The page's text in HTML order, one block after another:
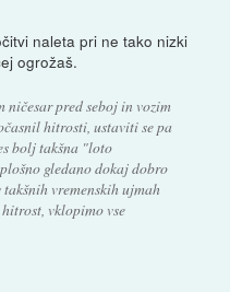
naleta pri ne tako nizki
ogrožaš.
ničesar pred seboj in vozim
hitrosti, ustaviti se pa
bolj takšna "loto
gledano dokaj dobro
vremenskih ujmah
vklopimo vse